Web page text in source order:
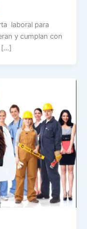
laboral para
y cumplan con
[…]